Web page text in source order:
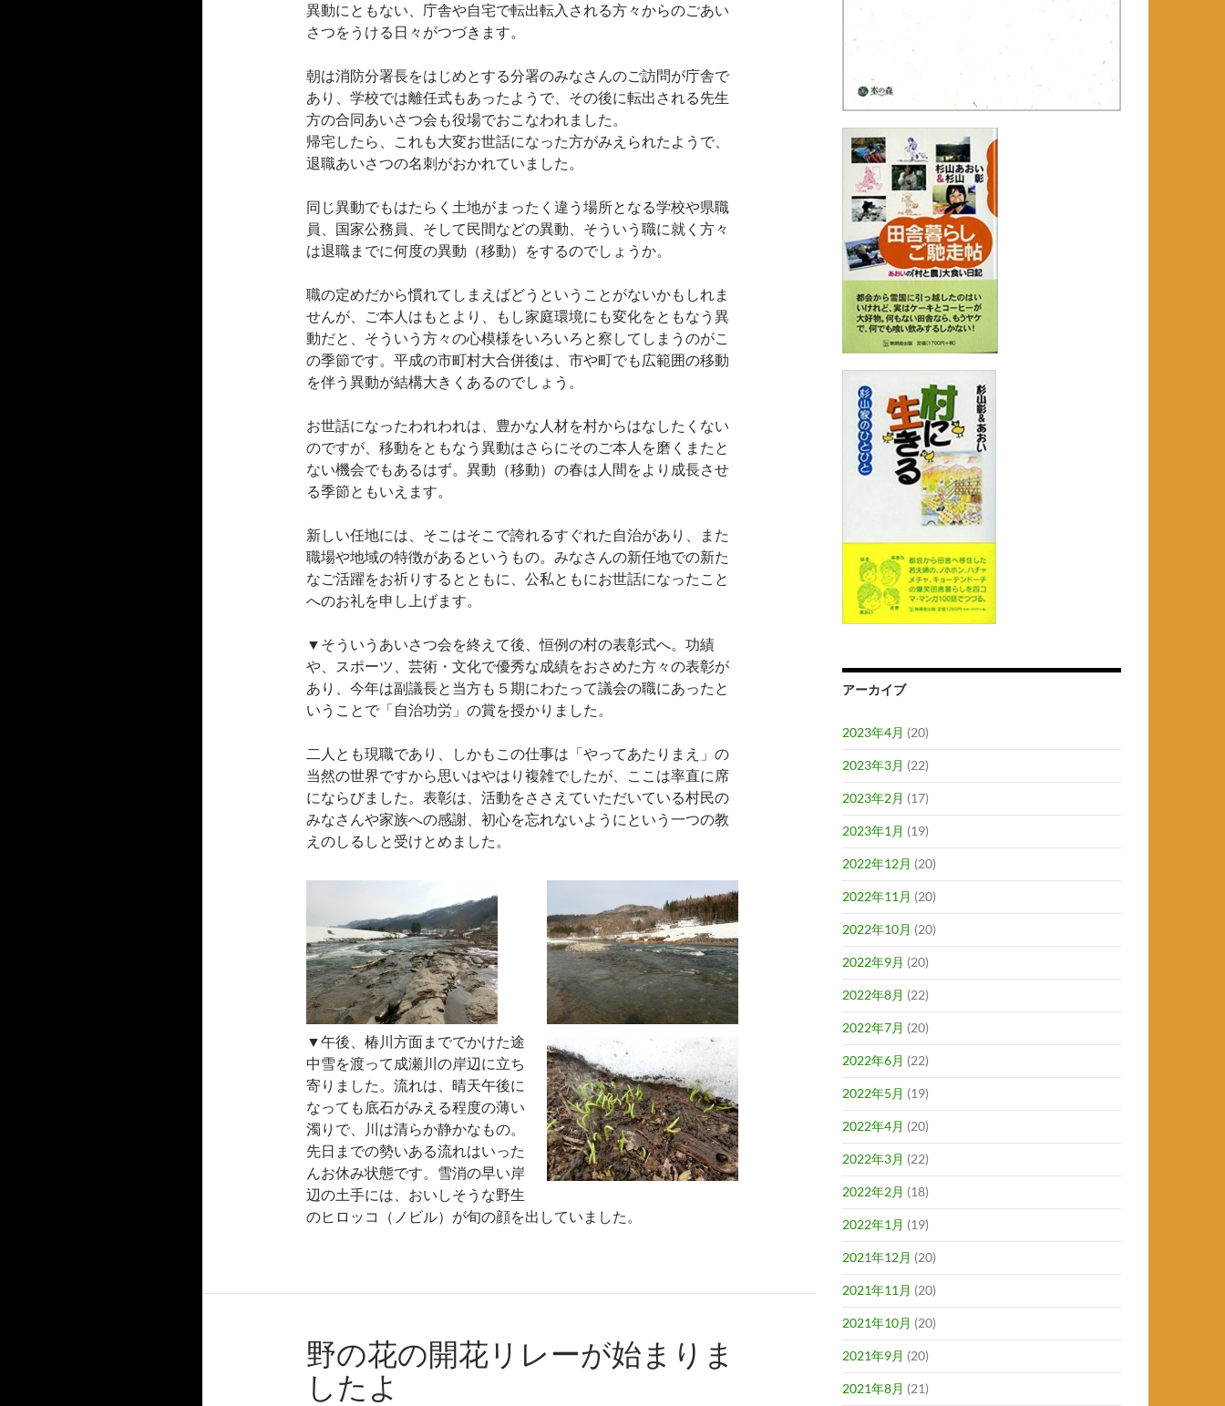
異動にともない、庁舎や自宅で転出転入される方々からのごあい
さつをうける日々がつづきます。
朝は消防分署長をはじめとする分署のみなさんのご訪問が庁舎で
あり、学校では離任式もあったようで、その後に転出される先生
方の合同あいさつ会も役場でおこなわれました。
帰宅したら、これも大変お世話になった方がみえられたようで、
退職あいさつの名刺がおかれていました。
同じ異動でもはたらく土地がまったく違う場所となる学校や県職
員、国家公務員、そして民間などの異動、そういう職に就く方々
は退職までに何度の異動（移動）をするのでしょうか。
職の定めだから慣れてしまえばどうということがないかもしれま
せんが、ご本人はもとより、もし家庭環境にも変化をともなう異
動だと、そういう方々の心模様をいろいろと察してしまうのがこ
の季節です。平成の市町村大合併後は、市や町でも広範囲の移動
を伴う異動が結構大きくあるのでしょう。
お世話になったわれわれは、豊かな人材を村からはなしたくない
のですが、移動をともなう異動はさらにそのご本人を磨くまたと
ない機会でもあるはず。異動（移動）の春は人間をより成長させ
る季節ともいえます。
新しい任地には、そこはそこで誇れるすぐれた自治があり、また
職場や地域の特徴があるというもの。みなさんの新任地での新た
なご活躍をお祈りするとともに、公私ともにお世話になったこと
へのお礼を申し上げます。
▼そういうあいさつ会を終えて後、恒例の村の表彰式へ。功績
や、スポーツ、芸術・文化で優秀な成績をおさめた方々の表彰が
あり、今年は副議長と当方も５期にわたって議会の職にあったと
いうことで「自治功労」の賞を授かりました。
二人とも現職であり、しかもこの仕事は「やってあたりまえ」の
当然の世界ですから思いはやはり複雑でしたが、ここは率直に席
にならびました。表彰は、活動をささえていただいている村民の
みなさんや家族への感謝、初心を忘れないようにという一つの教
えのしるしと受けとめました。
▼午後、椿川方面まででかけた途
中雪を渡って成瀬川の岸辺に立ち
寄りました。流れは、晴天午後に
なっても底石がみえる程度の薄い
濁りで、川は清らか静かなもの。
先日までの勢いある流れはいった
んお休み状態です。雪消の早い岸
辺の土手には、おいしそうな野生
のヒロッコ（ノビル）が旬の顔を出していました。
野の花の開花リレーが始まりま
したよ
アーカイブ
2023年4月 (20)
2023年3月 (22)
2023年2月 (17)
2023年1月 (19)
2022年12月 (20)
2022年11月 (20)
2022年10月 (20)
2022年9月 (20)
2022年8月 (22)
2022年7月 (20)
2022年6月 (22)
2022年5月 (19)
2022年4月 (20)
2022年3月 (22)
2022年2月 (18)
2022年1月 (19)
2021年12月 (20)
2021年11月 (20)
2021年10月 (20)
2021年9月 (20)
2021年8月 (21)